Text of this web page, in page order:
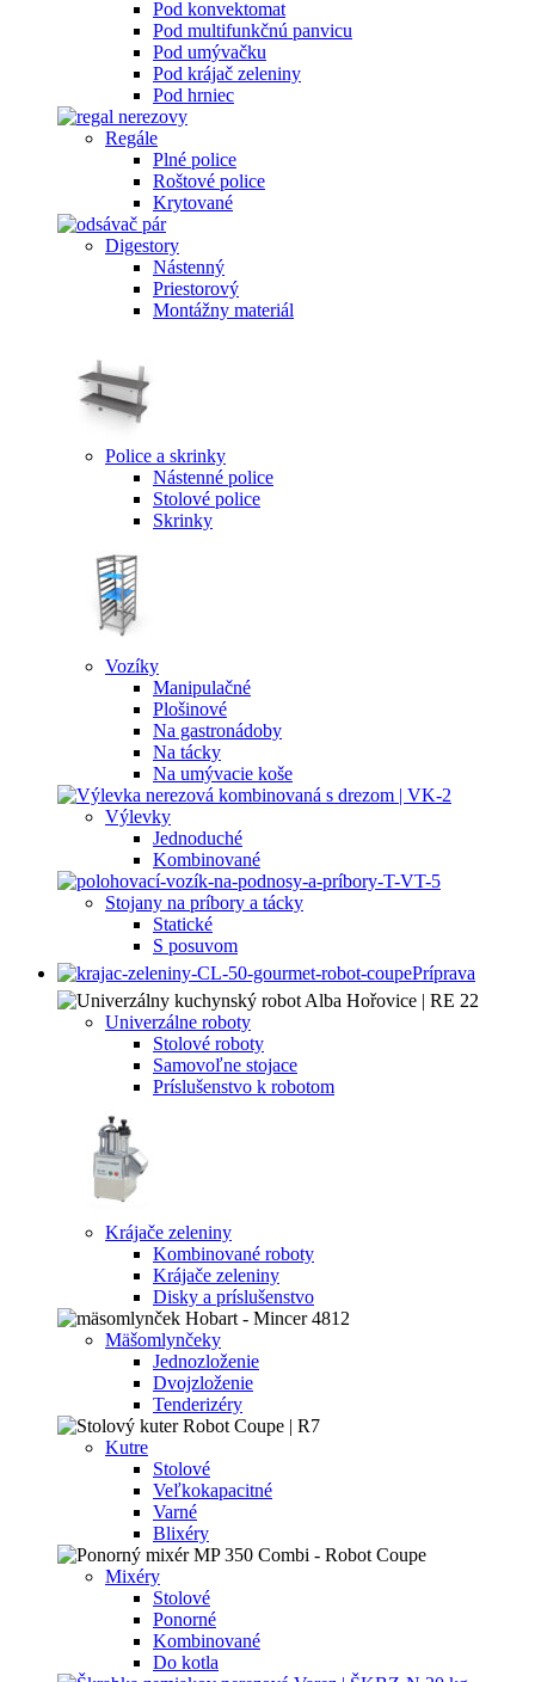
Pod konvektomat
Pod multifunkčnú panvicu
Pod umývačku
Pod krájač zeleniny
Pod hrniec
Regále
Plné police
Roštové police
Krytované
Digestory
Nástenný
Priestorový
Montážny materiál
Police a skrinky
Nástenné police
Stolové police
Skrinky
Vozíky
Manipulačné
Plošinové
Na gastronádoby
Na tácky
Na umývacie koše
Výlevky
Jednoduché
Kombinované
Stojany na príbory a tácky
Statické
S posuvom
Príprava
Univerzálne roboty
Stolové roboty
Samovoľne stojace
Príslušenstvo k robotom
Krájače zeleniny
Kombinované roboty
Krájače zeleniny
Disky a príslušenstvo
Mäšomlynčeky
Jednozloženie
Dvojzloženie
Tenderizéry
Kutre
Stolové
Veľkokapacitné
Varné
Blixéry
Mixéry
Stolové
Ponorné
Kombinované
Do kotla